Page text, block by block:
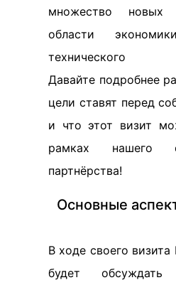
множество новых
области
технического
Давайте подробнее
цели ставят перед
и что этот визит
рамках нашего
партнёрства!
Основные
В ходе своего
будет обсуждать